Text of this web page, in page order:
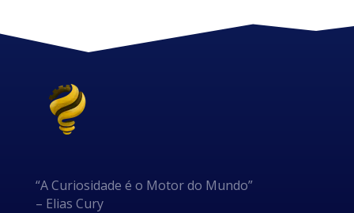
“A Curiosidade é o Motor do Mundo”
– Elias Cury